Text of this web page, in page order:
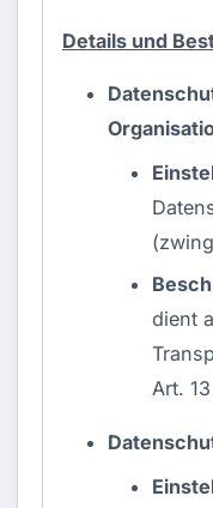
Details und
dient
Art.